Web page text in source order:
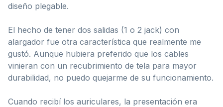
diseño plegable.
El hecho de tener dos salidas (1 o 2 jack) con
alargador fue otra característica que realmente me
gustó. Aunque hubiera preferido que los cables
vinieran con un recubrimiento de tela para mayor
durabilidad, no puedo quejarme de su funcionamiento.
Cuando recibí los auriculares, la presentación era